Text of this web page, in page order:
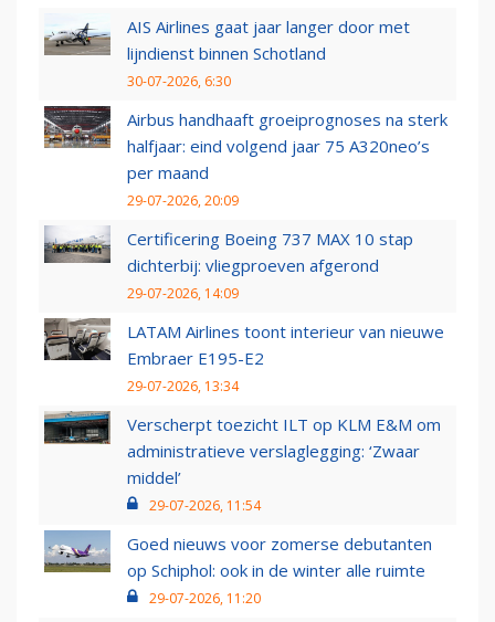
AIS Airlines gaat jaar langer door met
lijndienst binnen Schotland
30-07-2026, 6:30
Airbus handhaaft groeiprognoses na sterk
halfjaar: eind volgend jaar 75 A320neo’s
per maand
29-07-2026, 20:09
Certificering Boeing 737 MAX 10 stap
dichterbij: vliegproeven afgerond
29-07-2026, 14:09
LATAM Airlines toont interieur van nieuwe
Embraer E195-E2
29-07-2026, 13:34
Verscherpt toezicht ILT op KLM E&M om
administratieve verslaglegging: ‘Zwaar
middel’
29-07-2026, 11:54
Goed nieuws voor zomerse debutanten
op Schiphol: ook in de winter alle ruimte
29-07-2026, 11:20